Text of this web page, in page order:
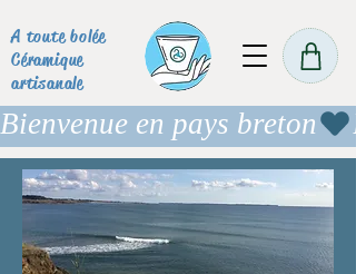
A toute bolée
Céramique
artisanale
Bienvenue en pays breton